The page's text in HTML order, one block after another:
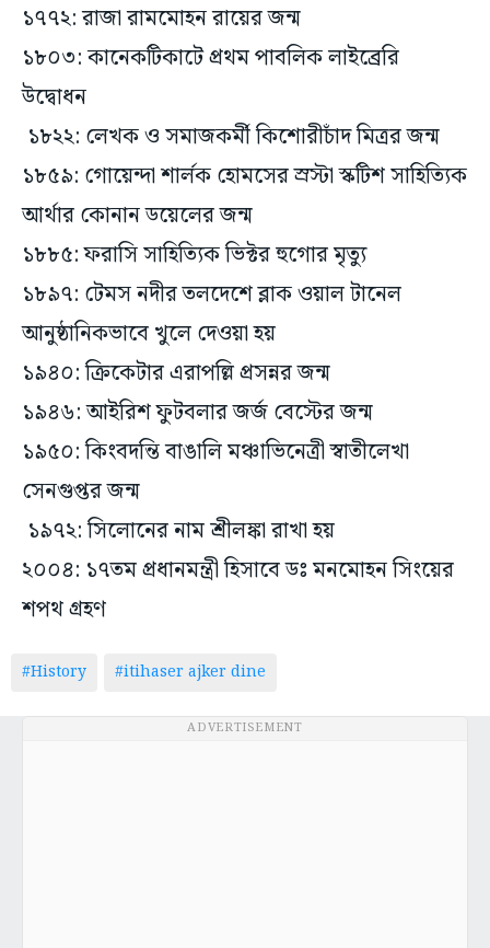
১৭৭২: রাজা রামমোহন রায়ের জন্ম
১৮০৩: কানেকটিকাটে প্রথম পাবলিক লাইব্রেরি
উদ্বোধন
১৮২২: লেখক ও সমাজকর্মী কিশোরীচাঁদ মিত্রর জন্ম
১৮৫৯: গোয়েন্দা শার্লক হোমসের স্রস্টা স্কটিশ সাহিত্যিক
আর্থার কোনান ডয়েলের জন্ম
১৮৮৫: ফরাসি সাহিত্যিক ভিক্টর হুগোর মৃত্যু
১৮৯৭: টেমস নদীর তলদেশে ব্লাক ওয়াল টানেল
আনুষ্ঠানিকভাবে খুলে দেওয়া হয়
১৯৪০: ক্রিকেটার এরাপল্লি প্রসন্নর জন্ম
১৯৪৬: আইরিশ ফুটবলার জর্জ বেস্টের জন্ম
১৯৫০: কিংবদন্তি বাঙালি মঞ্চাভিনেত্রী স্বাতীলেখা
সেনগুপ্তর জন্ম
১৯৭২: সিলোনের নাম শ্রীলঙ্কা রাখা হয়
২০০৪: ১৭তম প্রধানমন্ত্রী হিসাবে ডঃ মনমোহন সিংয়ের
শপথ গ্রহণ
#History #itihaser ajker dine
ADVERTISEMENT